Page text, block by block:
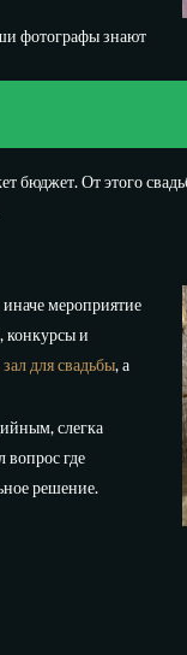
фотографы знают
бюджет. От этого
мероприятие
конкурсы и
для свадьбы, а
слегка
вопрос где
решение.